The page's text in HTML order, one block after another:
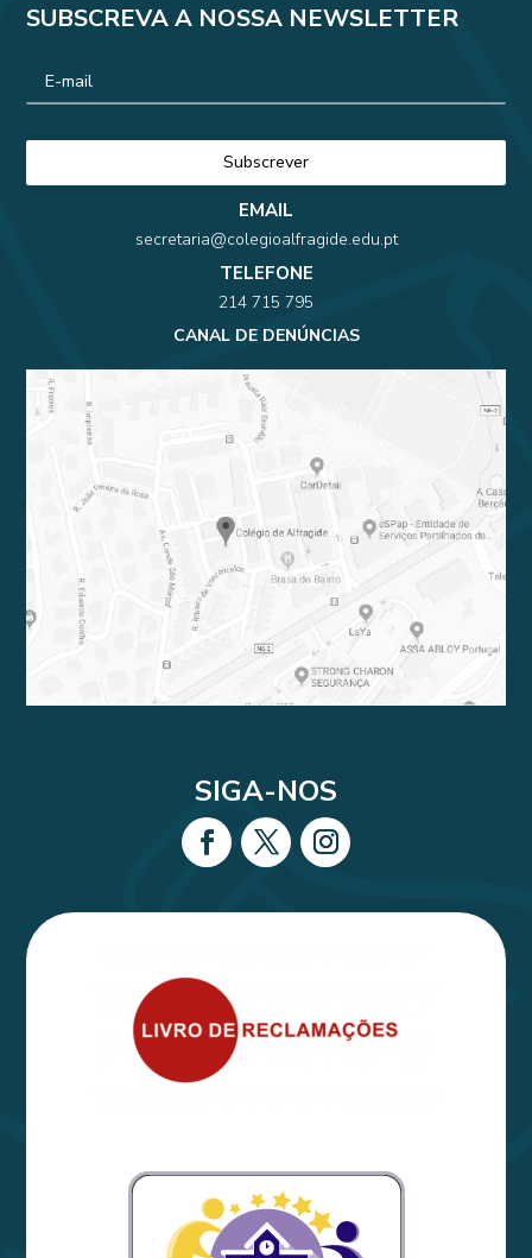
SUBSCREVA A NOSSA NEWSLETTER
EMAIL
secretaria@colegioalfragide.edu.pt
TELEFONE
214 715 795
CANAL DE DENÚNCIAS
SIGA-NOS